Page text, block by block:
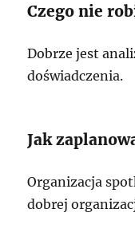
Czego nie
Dobrze jest
doświadczenia.
Jak
Organizacja
dobrej